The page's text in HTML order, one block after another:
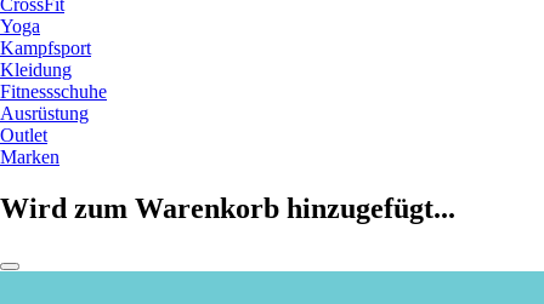
CrossFit
Yoga
Kampfsport
Kleidung
Fitnessschuhe
Ausrüstung
Outlet
Marken
Wird zum Warenkorb hinzugefügt...